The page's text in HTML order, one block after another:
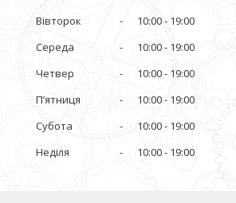
Вівторок
10:00
19:00
Середа
10:00
19:00
Четвер
10:00
19:00
Пʼятниця
10:00
19:00
Субота
10:00
19:00
Неділя
10:00 19:00